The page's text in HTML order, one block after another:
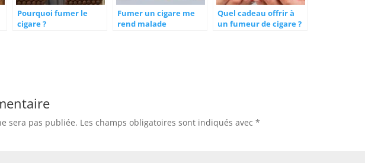
Pourquoi fumer le
cigare ?
Fumer un cigare me
rend malade
Quel cadeau offrir à
un fumeur de cigare ?
sera pas publiée. Les champs obligatoires sont indiqués avec *